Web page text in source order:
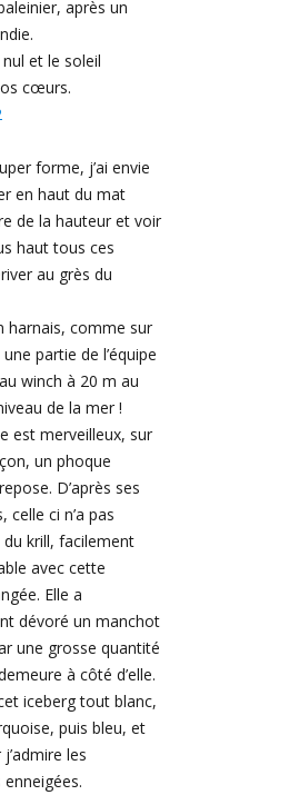
après un
et le soleil
cœurs.
forme, j’ai envie
en haut du mat
de la hauteur et voir
haut tous ces
au grès du
harnais, comme sur
partie de l’équipe
winch à 20 m au
de la mer !
est merveilleux, sur
un phoque
D’après ses
celle ci n’a pas
krill, facilement
avec cette
Elle a
dévoré un manchot
une grosse quantité
à côté d’elle.
iceberg tout blanc,
puis bleu, et
les